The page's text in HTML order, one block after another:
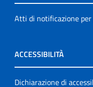
Atti di notificazione
ACCESSIBILITÀ
Dichiarazione di